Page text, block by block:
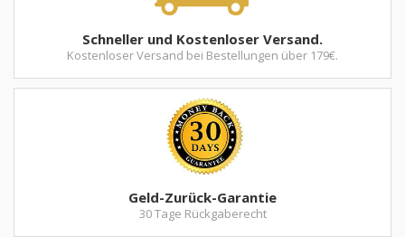
Schneller und Kostenloser Versand.
Kostenloser Versand bei Bestellungen über 179€.
Geld-Zurück-Garantie
30 Tage Rückgaberecht